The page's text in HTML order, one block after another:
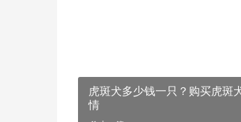
虎斑犬多少钱一只？购买虎斑
情